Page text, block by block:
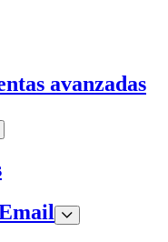
avanzadas